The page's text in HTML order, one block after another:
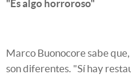
"Es algo horroroso"
Marco Buonocore sabe que,
son diferentes. "Sí hay